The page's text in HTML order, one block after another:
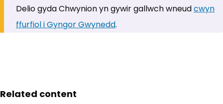
Delio gyda Chwynion yn gywir gallwch wneudcwyn
ffurfiol i Gyngor Gwynedd(yn agor mewn tab
.
Related content